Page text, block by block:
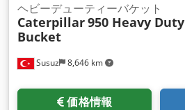
Susuz 8,646 km
ヘビーデューティーバケット
Caterpillar950 Heavy Duty
Bucket
価格情報